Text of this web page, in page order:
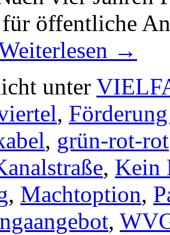
öffentliche
→
unter
,
, grün-rot-rot
, Kein
, Machtoption,
,